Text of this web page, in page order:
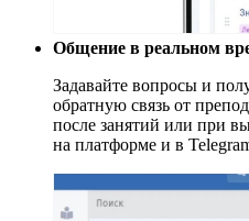
Общение в реальном
Задавайте вопросы и
обратную связь от
после занятий или при
на платформе и в